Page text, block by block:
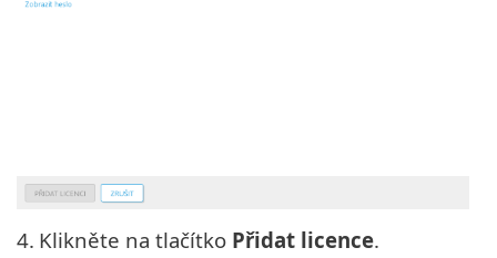
4. Klikněte na tlačítko Přidat licence.